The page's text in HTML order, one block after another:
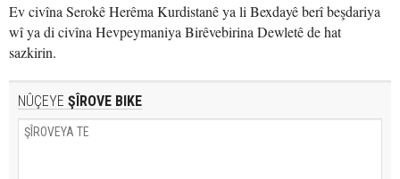
Ev civîna Serokê Herêma Kurdistanê ya li Bexdayê berî beşdariya
wî ya di civîna Hevpeymaniya Birêvebirina Dewletê de hat
sazkirin.
NÛÇEYE ŞÎROVE BIKE